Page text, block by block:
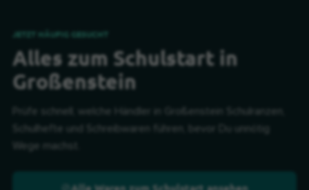
JETZT HÄUFIG GESUCHT
Alles zum Schulstart in
Großenstein
Prüfe schnell, welche Händler in Großenstein Schulranzen,
Schulhefte und Schreibwaren führen, bevor Du unnötig